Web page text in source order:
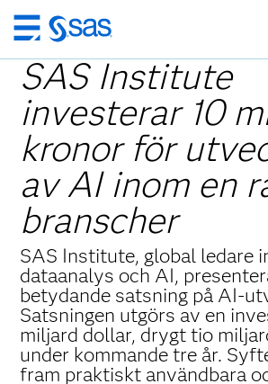
Skip
to
main
content
SAS Institute
investerar 10
kronor för
av AI inom en
branscher
SAS Institute, global ledare
dataanalys och AI,
betydande satsning på AI-
Satsningen utgörs av en
miljard dollar, drygt tio
under kommande tre år.
fram praktiskt användbara